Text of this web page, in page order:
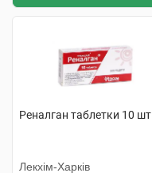
Реналган таблетки 10 шт
Лекхім-Харків